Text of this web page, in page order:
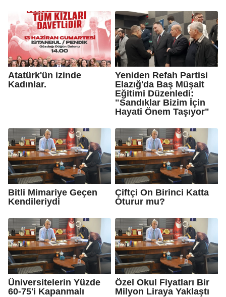
Atatürk'ün izinde
Kadınlar.
Yeniden Refah Partisi
Elazığ'da Baş Müşait
Eğitimi Düzenledi:
"Sandıklar Bizim İçin
Hayati Önem Taşıyor"
Bitli Mimariye Geçen
Kendileriydi
Çiftçi On Birinci Katta
Oturur mu?
Üniversitelerin Yüzde
60-75'i Kapanmalı
Özel Okul Fiyatları Bir
Milyon Liraya Yaklaştı